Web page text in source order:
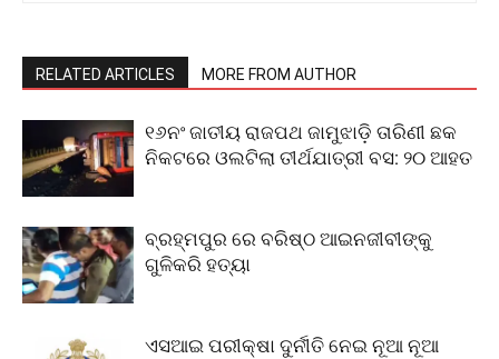
RELATED ARTICLES MORE FROM AUTHOR
୧୬ନଂ ଜାତୀୟ ରାଜପଥ ଜାମୁଝାଡ଼ି ତାରିଣୀ ଛକ
ନିକଟରେ ଓଲଟିଲା ତୀର୍ଥଯାତ୍ରୀ ବସ: ୨୦ ଆହତ
ବ୍ରହ୍ମପୁର ରେ ବରିଷ୍ଠ ଆଇନଜୀବୀଙ୍କୁ
ଗୁଳିକରି ହତ୍ୟା
ଏସଆଇ ପରୀକ୍ଷା ଦୁର୍ନୀତି ନେଇ ନୂଆ ନୂଆ